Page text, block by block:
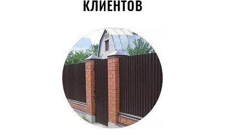
КЛИЕНТОВ